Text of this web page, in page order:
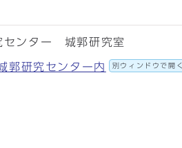
ンター 城郭研究室
研究センター内 別ウィンドウで開く